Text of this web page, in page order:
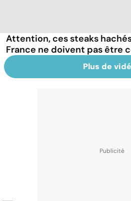
Attention, ces steaks
France ne doivent pas être
Plus de